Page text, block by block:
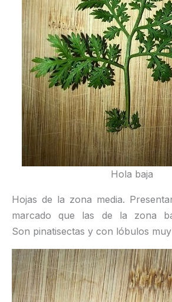
Hola baja
Hojas de la zona media.
marcado que las de la zona
Son pinatisectas y con lóbulos